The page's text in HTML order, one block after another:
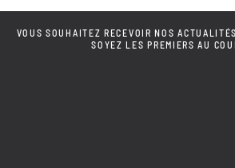
VOUS SOUHAITEZ RECEVOIR NOS
SOYEZ LES PREMIERS AU